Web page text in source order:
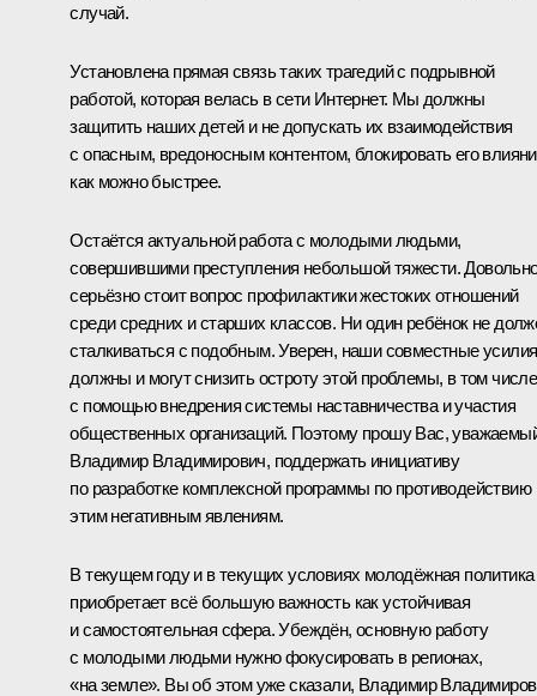
случай.
Установлена прямая связь таких трагедий с подрывной
работой, которая велась в сети Интернет. Мы должны
защитить наших детей и не допускать их взаимодействия
с опасным, вредоносным контентом, блокировать его
как можно быстрее.
Остаётся актуальной работа с молодыми людьми,
совершившими преступления небольшой тяжести.
серьёзно стоит вопрос профилактики жестоких отношений
среди средних и старших классов. Ни один ребёнок не
сталкиваться с подобным. Уверен, наши совместные усилия
должны и могут снизить остроту этой проблемы, в том числе
с помощью внедрения системы наставничества и участия
общественных организаций. Поэтому прошу Вас,
Владимир Владимирович, поддержать инициативу
по разработке комплексной программы по противодействию
этим негативным явлениям.
В текущем году и в текущих условиях молодёжная политика
приобретает всё большую важность как устойчивая
и самостоятельная сфера. Убеждён, основную работу
с молодыми людьми нужно фокусировать в регионах,
«на земле». Вы об этом уже сказали, Владимир